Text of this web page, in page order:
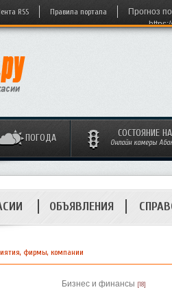
RSS Правила портала
Прогноз
ПОГОДА СОСТОЯНИЕ
Онлайн камеры
ОБЪЯВЛЕНИЯ
фирмы, компании
Бизнес и финансы [18]